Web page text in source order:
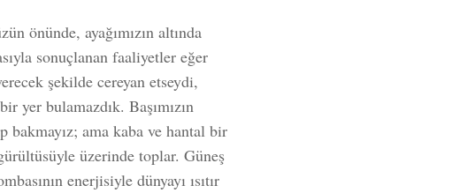
önünde, ayağımızın altında
sonuçlanan faaliyetler eğer
şekilde cereyan etseydi,
yer bulamazdık. Başımızın
bakmayız; ama kaba ve hantal bir
üzerinde toplar. Güneş
enerjisiyle dünyayı ısıtır